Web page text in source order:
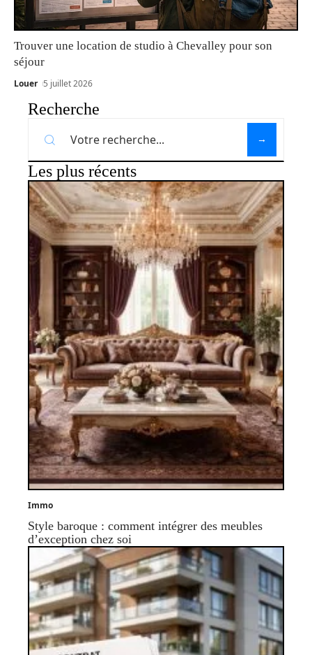
Trouver une location de studio à Chevalley pour son
séjour
Louer 5 juillet 2026
Recherche
Les plus récents
Immo
Style baroque : comment intégrer des meubles
d’exception chez soi